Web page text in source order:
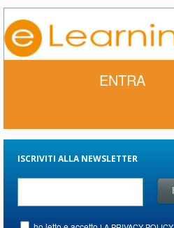
ENTRA
ISCRIVITI ALLA NEWSLETTER